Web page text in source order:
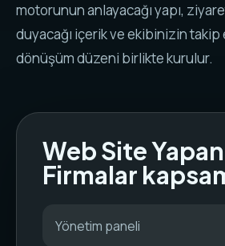
motorunun anlayacağı yapı,
duyacağı içerik ve ekibinizin
dönüşüm düzeni birlikte kurulur.
Web Site Yapan
Firmalar
Yönetim paneli